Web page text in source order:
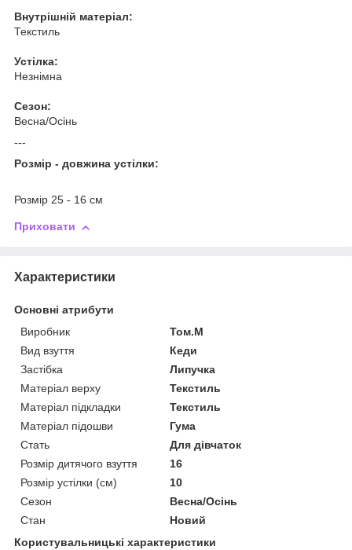
Внутрішній матеріал:
Текстиль
Устілка:
Незнімна
Сезон:
Весна/Осінь
---
Розмір - довжина устілки:
Розмір 25 - 16 см
Приховати
Характеристики
Основні атрибути
Виробник
Том.М
Вид взуття
Кеди
Застібка
Липучка
Матеріал верху
Текстиль
Матеріал підкладки
Текстиль
Матеріал підошви
Гума
Стать
Для дівчаток
Розмір дитячого взуття
16
Розмір устілки (см)
10
Сезон
Весна/Осінь
Стан
Новий
Користувальницькі характеристики